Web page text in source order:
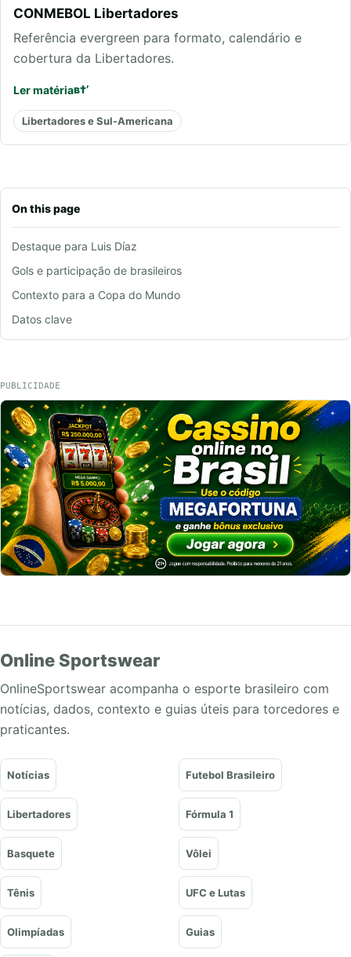
On this page
Destaque para Luis Díaz
Gols e participação de brasileiros
Contexto para a Copa do Mundo
Datos clave
CONMEBOL Libertadores
Referência evergreen para formato, calendário e
cobertura da Libertadores.
Ler matéria
Libertadores e Sul-Americana
PUBLICIDADE
Online Sportswear
OnlineSportswear acompanha o esporte brasileiro com
notícias, dados, contexto e guias úteis para torcedores e
praticantes.
Notícias Futebol Brasileiro
Libertadores Fórmula 1
Basquete Vôlei
Tênis UFC e Lutas
Olimpíadas Guias